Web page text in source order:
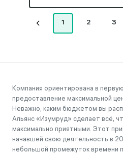
1 2 3
Компания ориентирована в
предоставление максимальной
Неважно, каким бюджетом вы
Альянс «Изумруд» сделает всё,
максимально приятными. Этот
начавшей свою деятельность в
небольшой промежуток времени